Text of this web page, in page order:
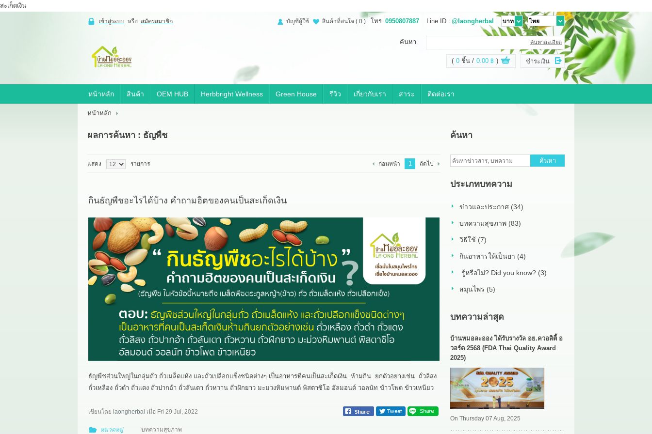
สะเก็ดเงิน
OEM HUB
HERBBRIGHT WELLNESS
รีวิว เกี่ยวกับเรา
เข้าสู่ระบบ หรือ สมัครสมาชิก โทร. 0950807887 Line ID : @laongherbal
สินค้าที่สนใจ ( 0 )
บัญชีผู้ใช้
ค้นหา ค้นหาละเอียด
( 0 ชิ้น 0.00 ฿ ) ชำระเงิน
หน้าหลัก สินค้า OEM HUB Herbbright Wellness Green House รีวิว เกี่ยวกับเรา สาระ ติดต่อเรา
หน้าหลัก
ผลการค้นหา : ธัญพืช
แสดง รายการ ก่อนหน้า 1 ถัดไป
กินธัญพืชอะไรได้บ้าง คำถามฮิตของคนเป็นสะเก็ดเงิน
ธัญพืชส่วนใหญ่ในกลุ่มถั่ว ถั่วเมล็ดแห้ง และถั่วเปลือกแข็งชนิดต่างๆ เป็นอาหารที่คนเป็นสะเก็ดเงิน ห้ามกิน ยกตัวอย่างเช่น ถั่วลิสง
ถั่วเหลือง ถั่วดำ ถั่วแดง ถั่วปากอ้า ถั่วลันเตา ถั่วหวาน ถั่วฝักยาว มะม่วงหิมพานต์ พิสตาซิโอ อัลมอนด์ วอลนัท ข้าวโพด ข้าวเหนียว
เขียนโดย laongherbal เมื่อ Fri 29 Jul, 2022
หมวดหมู่ บทความสุขภาพ
ค้นหา
ค้นหา
ประเภทบทความ
ข่าวและประกาศ (34)
บทความสุขภาพ (83)
วิธีใช้ (7)
กินอาหารให้เป็นยา (4)
รู้หรือไม่? Did you know? (3)
สมุนไพร (5)
บทความล่าสุด
บ้านหมอละออง ได้รับรางวัล อย.ควอลิตี้ อ
วอร์ด 2568 (FDA Thai Quality Award
2025)
On Thursday 07 Aug, 2025